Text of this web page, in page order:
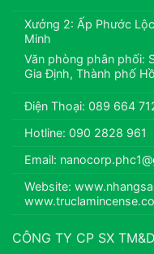
Xưởng 2: Ấp Phước
Minh
Văn phòng phân phối:
Gia Định, Thành phố
Điện Thoại: 089 664
Hotline: 090 2828 961
Email:
Website:
CÔNG TY CP SX